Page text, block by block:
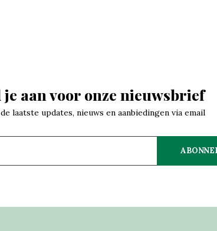
je aan voor onze nieuwsbrief
laatste updates, nieuws en aanbiedingen via email